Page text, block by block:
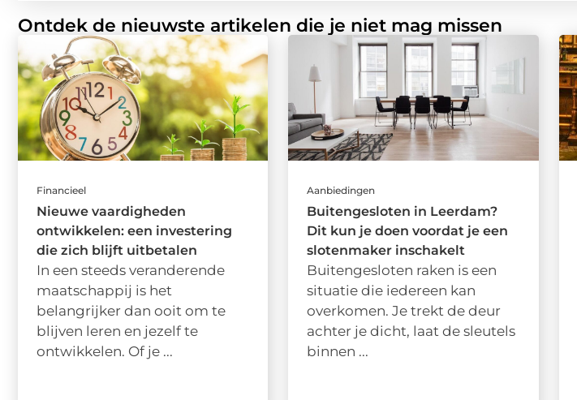
Ontdek de nieuwste artikelen die je niet mag missen
Financieel
Nieuwe vaardigheden
ontwikkelen: een investering
die zich blijft uitbetalen
In een steeds veranderende
maatschappij is het
belangrijker dan ooit om te
blijven leren en jezelf te
ontwikkelen. Of je ...
Aanbiedingen
Buitengesloten in Leerdam?
Dit kun je doen voordat je een
slotenmaker inschakelt
Buitengesloten raken is een
situatie die iedereen kan
overkomen. Je trekt de deur
achter je dicht, laat de sleutels
binnen ...